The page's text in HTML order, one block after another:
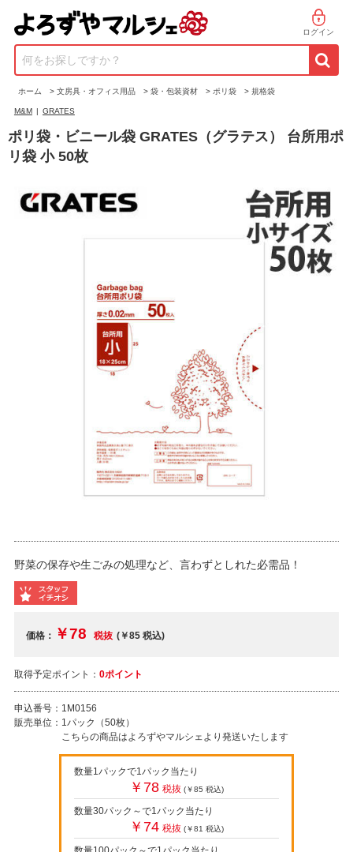
ログイン
何をお探しですか？
ホーム > 文房具・オフィス用品 > 袋・包装資材 > ポリ袋 > 規格袋
M&M | GRATES
ポリ袋・ビニール袋 GRATES（グラテス） 台所用ポ
リ袋 小 50枚
野菜の保存や生ごみの処理など、言わずとしれた必需品！
価格： ￥78 税抜 (￥85税込)
取得予定ポイント： 0ポイント
申込番号： 1M0156
販売単位： 1パック（50枚）
こちらの商品はよろずやマルシェより発送いたします
数量1パックで1パック当たり
￥78 税抜 (￥85 税込)
数量30パック～で1パック当たり
￥74 税抜 (￥81 税込)